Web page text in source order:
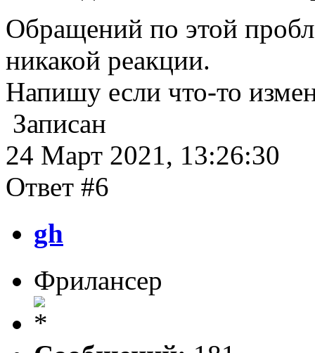
Обращений по этой
никакой реакции.
Напишу если что-то
Записан
24 Март 2021, 13:26:30
Ответ #6
gh
Фрилансер